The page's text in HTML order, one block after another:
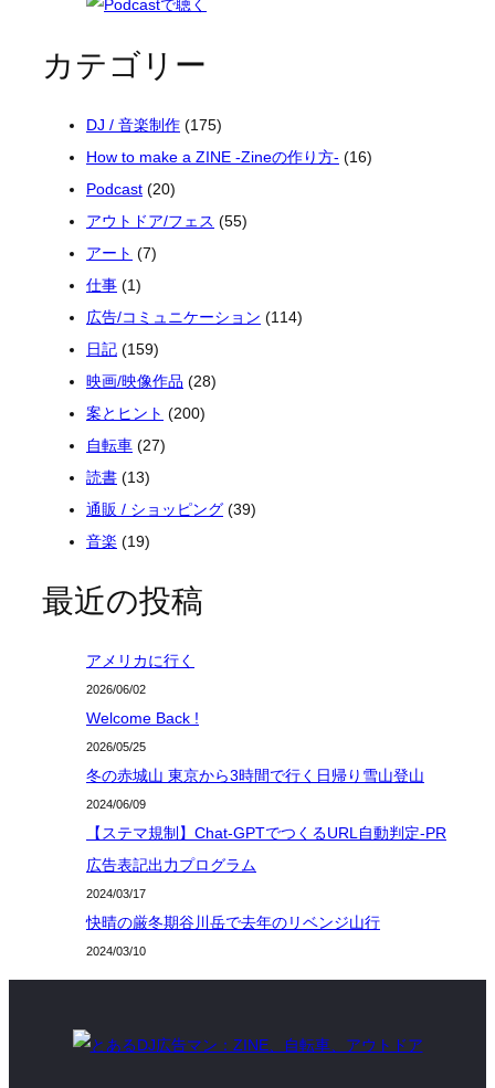
カテゴリー
DJ / 音楽制作 (175)
How to make a ZINE -Zineの作り方- (16)
Podcast (20)
アウトドア/フェス (55)
アート (7)
仕事 (1)
広告/コミュニケーション (114)
日記 (159)
映画/映像作品 (28)
案とヒント (200)
自転車 (27)
読書 (13)
通販 / ショッピング (39)
音楽 (19)
最近の投稿
アメリカに行く
2026/06/02
Welcome Back !
2026/05/25
冬の赤城山 東京から3時間で行く日帰り雪山登山
2024/06/09
【ステマ規制】Chat-GPTでつくるURL自動判定-PR
広告表記出力プログラム
2024/03/17
快晴の厳冬期谷川岳で去年のリベンジ山行
2024/03/10